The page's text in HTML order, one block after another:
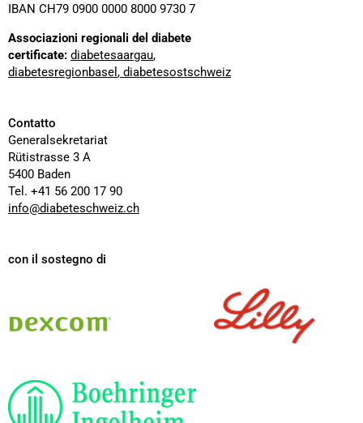
IBAN CH79 0900 0000 8000 9730 7
Associazioni regionali del diabete
certificate: diabetesaargau,
diabetesregionbasel , diabetesostschweiz
Contatto
Generalsekretariat
Rütistrasse 3 A
5400 Baden
Tel. +41 56 200 17 90
info@diabeteschweiz.ch
con il sostegno di
Dexcom
Boehringer